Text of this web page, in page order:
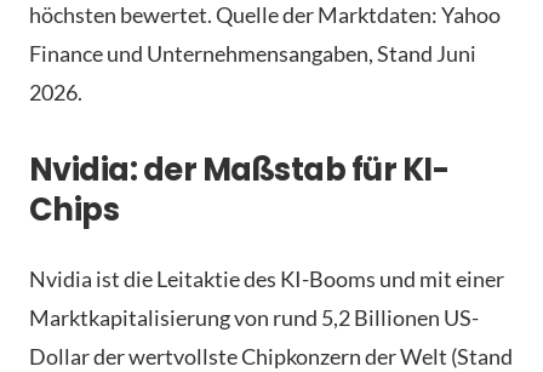
höchsten bewertet. Quelle der Marktdaten: Yahoo
Finance und Unternehmensangaben, Stand Juni
2026.
Nvidia: der Maßstab für KI-
Chips
Nvidia ist die Leitaktie des KI-Booms und mit einer
Marktkapitalisierung von rund 5,2 Billionen US-
Dollar der wertvollste Chipkonzern der Welt (Stand